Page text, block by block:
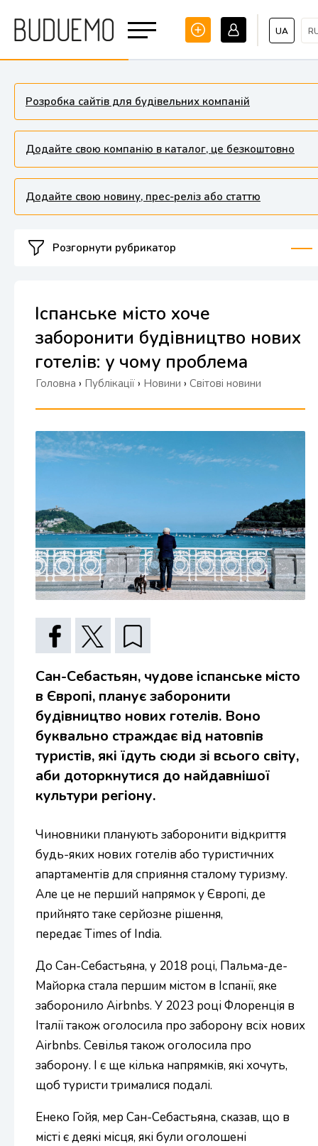
UA
Розробка сайтів для будівельних компаній
Додайте свою компанію в каталог, це безкоштовно
Додайте свою новину, прес-реліз або статтю
Розгорнути рубрикатор
Іспанське місто хоче
заборонити будівництво нових
готелів: у чому проблема
Головна › Публікації › Новини › Світові новини
Сан-Себастьян, чудове іспанське місто
в Європі, планує заборонити
будівництво нових готелів. Воно
буквально страждає від натовпів
туристів, які їдуть сюди зі всього світу,
аби доторкнутися до найдавнішої
культури регіону.
Чиновники планують заборонити відкриття
будь-яких нових готелів або туристичних
апартаментів для сприяння сталому туризму.
Але це не перший напрямок у Європі, де
прийнято таке серйозне рішення,
передає Times of India.
До Сан-Себастьяна, у 2018 році, Пальма-де-
Майорка стала першим містом в Іспанії, яке
заборонило Airbnbs. У 2023 році Флоренція в
Італії також оголосила про заборону всіх нових
Airbnbs. Севілья також оголосила про
заборону. І є ще кілька напрямків, які хочуть,
щоб туристи трималися подалі.
Енеко Гойя, мер Сан-Себастьяна, сказав, що в
місті є деякі місця, які були оголошені